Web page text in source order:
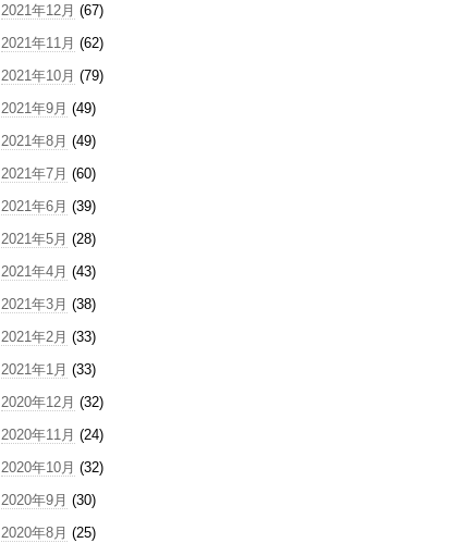
2021年12月 (67)
2021年11月 (62)
2021年10月 (79)
2021年9月 (49)
2021年8月 (49)
2021年7月 (60)
2021年6月 (39)
2021年5月 (28)
2021年4月 (43)
2021年3月 (38)
2021年2月 (33)
2021年1月 (33)
2020年12月 (32)
2020年11月 (24)
2020年10月 (32)
2020年9月 (30)
2020年8月 (25)